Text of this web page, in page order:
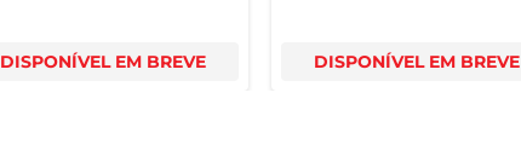
DISPONÍVEL EM BREVE DISPONÍVEL EM BREVE